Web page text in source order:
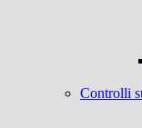
Controlli